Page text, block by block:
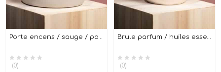
Porte encens / sauge / palo santo fait main
(0)
Brule parfum / huiles essentielles fait main
(0)